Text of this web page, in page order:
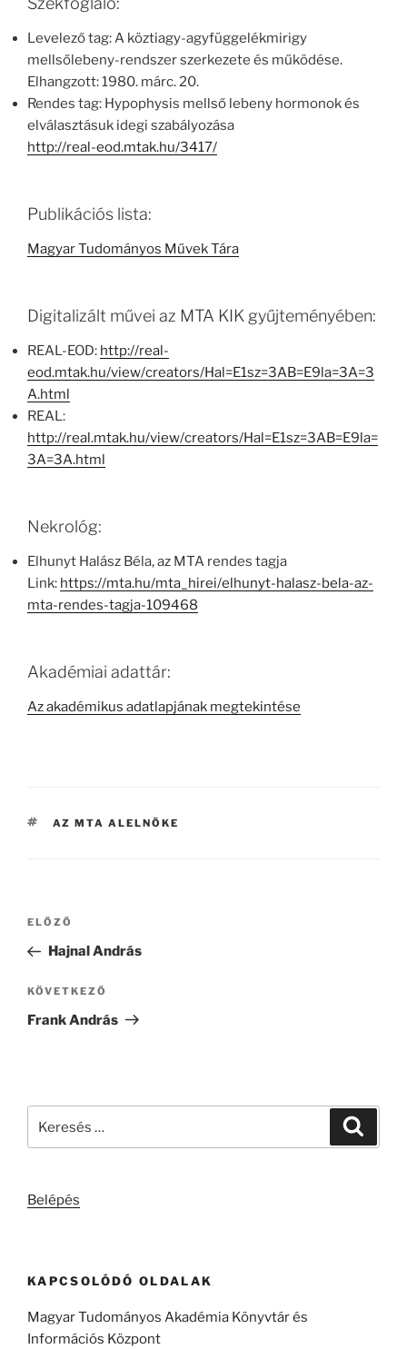
Levelező tag: A köztiagy-agyfüggelékmirigy
mellsőlebeny-rendszer szerkezete és működése.
Elhangzott: 1980. márc. 20.
Rendes tag: Hypophysis mellső lebeny hormonok és
elválasztásuk idegi szabályozása
http://real-eod.mtak.hu/3417/
Publikációs lista:
Magyar Tudományos Művek Tára
Digitalizált művei az MTA KIK gyűjteményében:
REAL-EOD: http://real-
eod.mtak.hu/view/creators/Hal=E1sz=3AB=E9la=3A=3
A.html
REAL:
http://real.mtak.hu/view/creators/Hal=E1sz=3AB=E9la=
3A=3A.html
Nekrológ:
Elhunyt Halász Béla, az MTA rendes tagja
Link: https://mta.hu/mta_hirei/elhunyt-halasz-bela-az-
mta-rendes-tagja-109468
Akadémiai adattár:
Az akadémikus adatlapjának megtekintése
CÍMKÉK
AZ MTA ALELNÖKE
Bejegyzés
Korábbi
bejegyzés
ELŐZŐ
Hajnal András
Következő
bejegyzés
KÖVETKEZŐ
Frank András
Belépés
KAPCSOLÓDÓ OLDALAK
Magyar Tudományos Akadémia Könyvtár és
Információs Központ